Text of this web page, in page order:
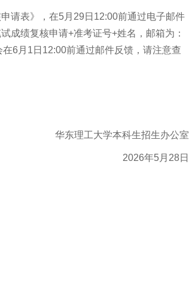
表》，在5月29日12:00前通过电子邮件
成绩复核申请+准考证号+姓名，邮箱为：
6月1日12:00前通过邮件反馈，请注意查
华东理工大学本科生招生办公室
2026年5月28日